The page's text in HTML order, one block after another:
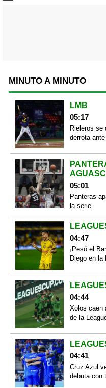
MINUTO A MINUTO
LMB
05:17
Rieleros se
derrota
05:01
Panteras
la serie
04:47
¡Pesó el
Diego en la
04:44
Xolos caen
de la
04:41
Cruz Azul
debuta con